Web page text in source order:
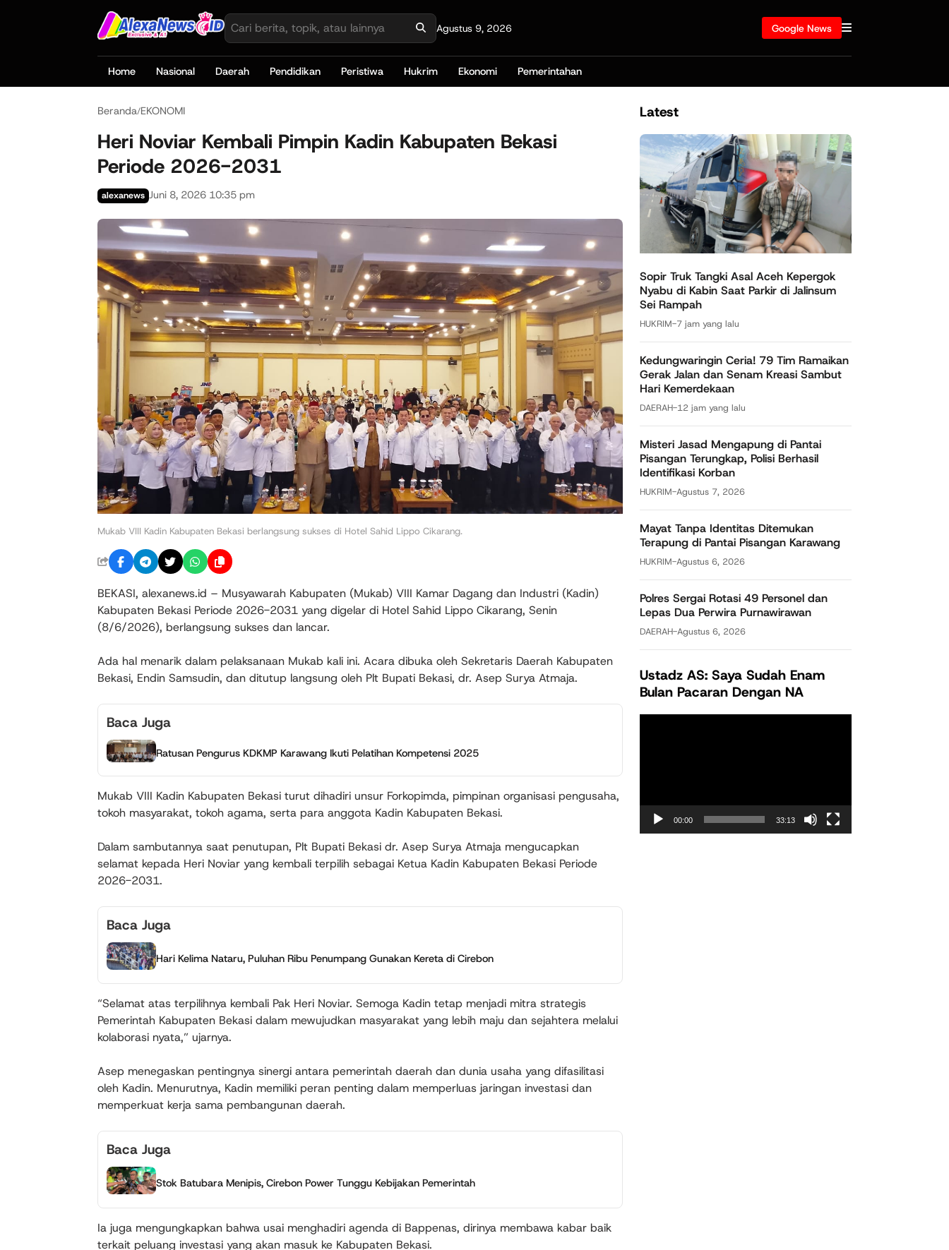
Agustus 9, 2026 Google News
Home Nasional Daerah Pendidikan Peristiwa Hukrim Ekonomi Pemerintahan
Beranda/EKONOMI
Heri Noviar Kembali Pimpin Kadin Kabupaten Bekasi
Periode 2026-2031
alexanews Juni 8, 2026 10:35 pm
Mukab VIII Kadin Kabupaten Bekasi berlangsung sukses di Hotel Sahid Lippo Cikarang.
BEKASI, alexanews.id – Musyawarah Kabupaten (Mukab) VIII Kamar Dagang dan Industri (Kadin)
Kabupaten Bekasi Periode 2026-2031 yang digelar di Hotel Sahid Lippo Cikarang, Senin
(8/6/2026), berlangsung sukses dan lancar.
Ada hal menarik dalam pelaksanaan Mukab kali ini. Acara dibuka oleh Sekretaris Daerah Kabupaten
Bekasi, Endin Samsudin, dan ditutup langsung oleh Plt Bupati Bekasi, dr. Asep Surya Atmaja.
Baca Juga
Ratusan Pengurus KDKMP Karawang Ikuti Pelatihan Kompetensi 2025
Mukab VIII Kadin Kabupaten Bekasi turut dihadiri unsur Forkopimda, pimpinan organisasi pengusaha,
tokoh masyarakat, tokoh agama, serta para anggota Kadin Kabupaten Bekasi.
Dalam sambutannya saat penutupan, Plt Bupati Bekasi dr. Asep Surya Atmaja mengucapkan
selamat kepada Heri Noviar yang kembali terpilih sebagai Ketua Kadin Kabupaten Bekasi Periode
2026-2031.
Baca Juga
Hari Kelima Nataru, Puluhan Ribu Penumpang Gunakan Kereta di Cirebon
“Selamat atas terpilihnya kembali Pak Heri Noviar. Semoga Kadin tetap menjadi mitra strategis
Pemerintah Kabupaten Bekasi dalam mewujudkan masyarakat yang lebih maju dan sejahtera melalui
kolaborasi nyata,” ujarnya.
Asep menegaskan pentingnya sinergi antara pemerintah daerah dan dunia usaha yang difasilitasi
oleh Kadin. Menurutnya, Kadin memiliki peran penting dalam memperluas jaringan investasi dan
memperkuat kerja sama pembangunan daerah.
Baca Juga
Stok Batubara Menipis, Cirebon Power Tunggu Kebijakan Pemerintah
Ia juga mengungkapkan bahwa usai menghadiri agenda di Bappenas, dirinya membawa kabar baik
terkait peluang investasi yang akan masuk ke Kabupaten Bekasi.
Latest
Sopir Truk Tangki Asal Aceh Kepergok
Nyabu di Kabin Saat Parkir di Jalinsum
Sei Rampah
HUKRIM-7 jam yang lalu
Kedungwaringin Ceria! 79 Tim Ramaikan
Gerak Jalan dan Senam Kreasi Sambut
Hari Kemerdekaan
DAERAH-12 jam yang lalu
Misteri Jasad Mengapung di Pantai
Pisangan Terungkap, Polisi Berhasil
Identifikasi Korban
HUKRIM-Agustus 7, 2026
Mayat Tanpa Identitas Ditemukan
Terapung di Pantai Pisangan Karawang
HUKRIM-Agustus 6, 2026
Polres Sergai Rotasi 49 Personel dan
Lepas Dua Perwira Purnawirawan
DAERAH-Agustus 6, 2026
Ustadz AS: Saya Sudah Enam
Bulan Pacaran Dengan NA
00:00 33:13